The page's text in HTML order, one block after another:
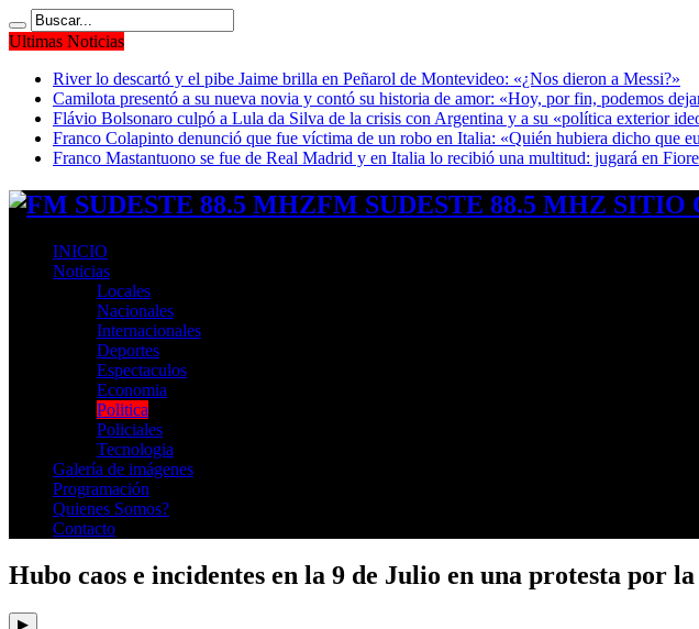
Ultimas Noticias
River lo descartó y el pibe Jaime brilla en Peñarol de Montevideo: «¿Nos dieron a Messi?»
Camilota presentó a su nueva novia y contó su historia de amor: «Hoy, por fin, podemos
Flávio Bolsonaro culpó a Lula da Silva de la crisis con Argentina y a su «política exterior
Franco Colapinto denunció que fue víctima de un robo en Italia: «Quién hubiera dicho que
Franco Mastantuono se fue de Real Madrid y en Italia lo recibió una multitud: jugará en
FM SUDESTE 88.5 MHZ
INICIO
Noticias
Locales
Nacionales
Internacionales
Deportes
Espectaculos
Economia
Politica
Policiales
Tecnologia
Galería de imágenes
Programación
Quienes Somos?
Contacto
Hubo caos e incidentes en la 9 de Julio en una protesta por
▶